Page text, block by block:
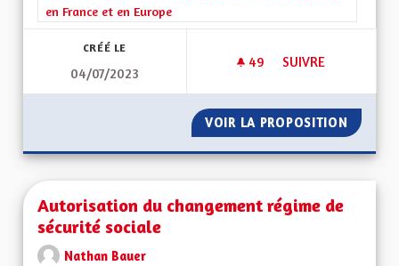
en France et en Europe
CRÉÉ LE
04/07/2023
49 49 ABONNÉS
SUIVRE
VOIR LA PROPOSITION POUR
Autorisation du changement régime de
sécurité sociale
Nathan Bauer